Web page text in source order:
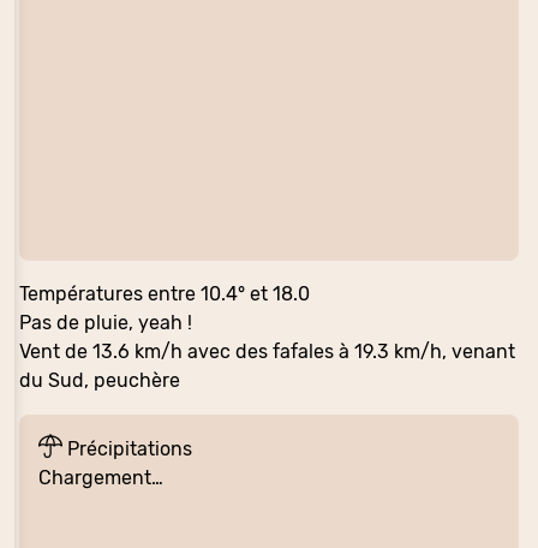
Températures entre 10.4° et 18.0
Pas de pluie, yeah !
Vent de 13.6 km/h avec des fafales à 19.3 km/h, venant
du Sud, peuchère
Précipitations
Chargement…